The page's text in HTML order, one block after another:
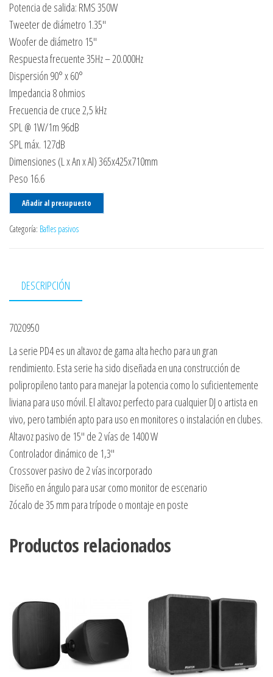
Potencia de salida: RMS 350W
Tweeter de diámetro 1.35″
Woofer de diámetro 15″
Respuesta frecuente 35Hz – 20.000Hz
Dispersión 90° x 60°
Impedancia 8 ohmios
Frecuencia de cruce 2,5 kHz
SPL @ 1W/1m 96dB
SPL máx. 127dB
Dimensiones (L x An x Al) 365x425x710mm
Peso 16.6
Añadir al presupuesto
Categoría: Bafles pasivos
DESCRIPCIÓN
7020950
La serie PD4 es un altavoz de gama alta hecho para un gran
rendimiento. Esta serie ha sido diseñada en una construcción de
polipropileno tanto para manejar la potencia como lo suficientemente
liviana para uso móvil. El altavoz perfecto para cualquier DJ o artista en
vivo, pero también apto para uso en monitores o instalación en clubes.
Altavoz pasivo de 15″ de 2 vías de 1400 W
Controlador dinámico de 1,3″
Crossover pasivo de 2 vías incorporado
Diseño en ángulo para usar como monitor de escenario
Zócalo de 35 mm para trípode o montaje en poste
Productos relacionados